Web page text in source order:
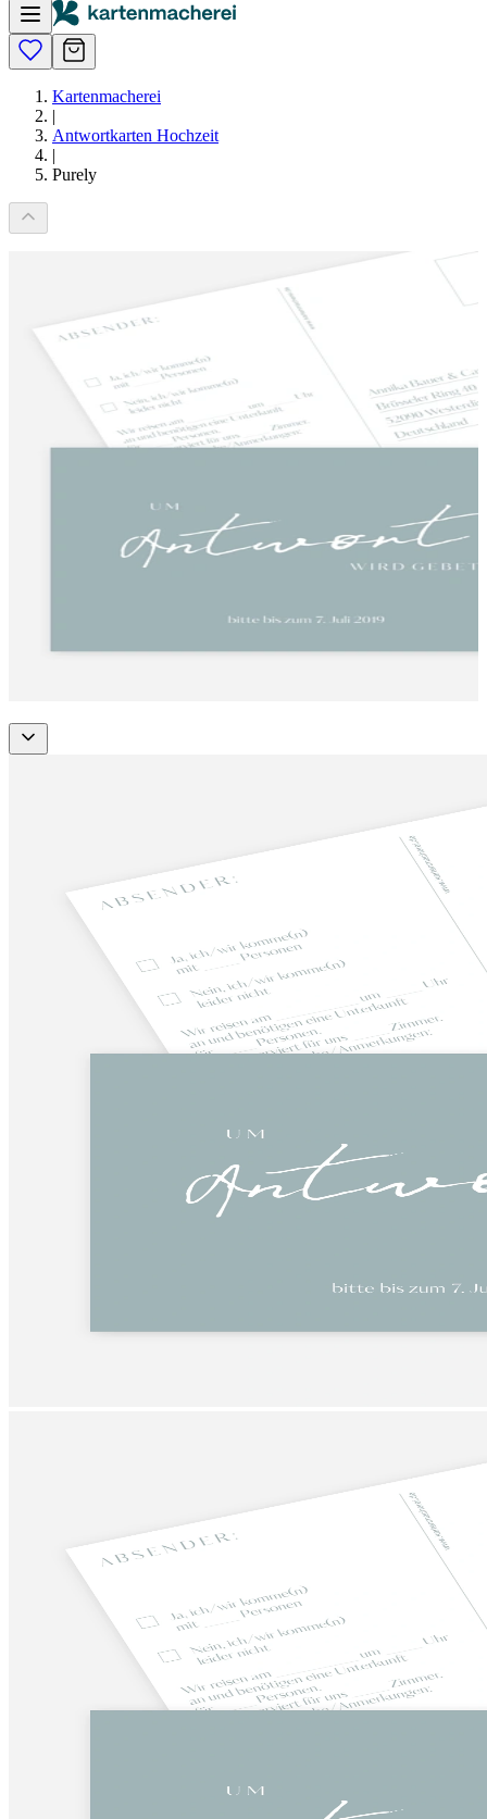
Kartenmacherei
|
Antwortkarten Hochzeit
|
Purely